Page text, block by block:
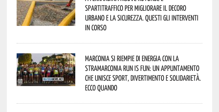
spartitraffico per migliorare il decoro
urbano e la sicurezza. Questi gli interventi
in corso
Marconia si riempie di energia con la
StraMarconia Run is Fun: un appuntamento
che unisce sport, divertimento e solidarietà.
Ecco quando